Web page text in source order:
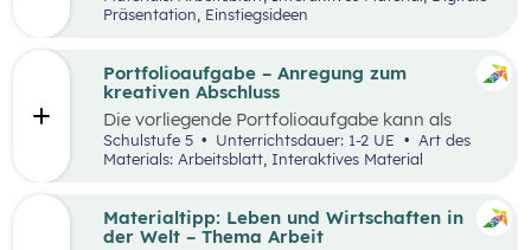
beschrieben.
dem eigenen Unterrichtsgegenstand
Wirtschaftsbildung erwerben Schüler:innen das
Einstellungen und Verhaltensbereitschaften, die
sie in ökonomisch geprägten Lebenssituationen
benötigen. Diese sollen ihnen dabei helfen,
ökonomische Herausforderungen, Aufgaben
und Problemstellungen erkennen, analysieren,
beurteilen und erfolgreich bewältigen zu
Präsentation, Einstiegsideen
Portfolioaufgabe – Anregung zum
kreativen Abschluss
Die vorliegende Portfolioaufgabe kann als
Abschluss des Kompetenzbereichs „Leben und
Wirtschaften im Hinblick auf nachhaltige
Schulstufe 5 Unterrichtsdauer: 1-2 UE
Art des
Materials: Arbeitsblatt, Interaktives Material
Materialtipp: Leben und Wirtschaften in
der Welt – Thema Arbeit